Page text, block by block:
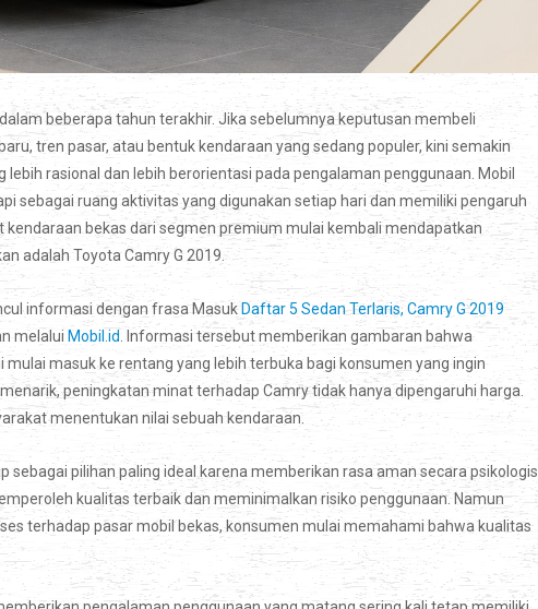
beberapa tahun terakhir. Jika sebelumnya keputusan membeli
tren pasar, atau bentuk kendaraan yang sedang populer, kini semakin
rasional dan lebih berorientasi pada pengalaman penggunaan. Mobil
sebagai ruang aktivitas yang digunakan setiap hari dan memiliki pengaruh
bekas dari segmen premium mulai kembali mendapatkan
adalah Toyota Camry G 2019.
informasi dengan frasa Masuk Daftar 5 Sedan Terlaris, Camry G 2019
melalui Mobil.id
. Informasi tersebut memberikan gambaran bahwa
masuk ke rentang yang lebih terbuka bagi konsumen yang ingin
peningkatan minat terhadap Camry tidak hanya dipengaruhi harga.
menentukan nilai sebuah kendaraan.
pilihan paling ideal karena memberikan rasa aman secara psikologis.
kualitas terbaik dan meminimalkan risiko penggunaan. Namun
terhadap pasar mobil bekas, konsumen mulai memahami bahwa kualitas